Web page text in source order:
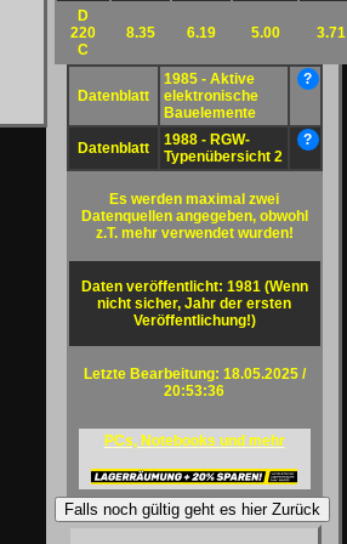
D
220
C
8.35 6.19 5.00 3.71
Datenblatt
1985 - Aktive
elektronische
Bauelemente
?
Datenblatt
1988 - RGW-
Typenübersicht 2
?
Es werden maximal zwei
Datenquellen angegeben, obwohl
z.T. mehr verwendet wurden!
Daten veröffentlicht: 1981 (Wenn
nicht sicher, Jahr der ersten
Veröffentlichung!)
Letzte Bearbeitung: 18.05.2025 /
20:53:36
PCs, Notebooks und mehr
Falls noch gültig geht es hier Zurück